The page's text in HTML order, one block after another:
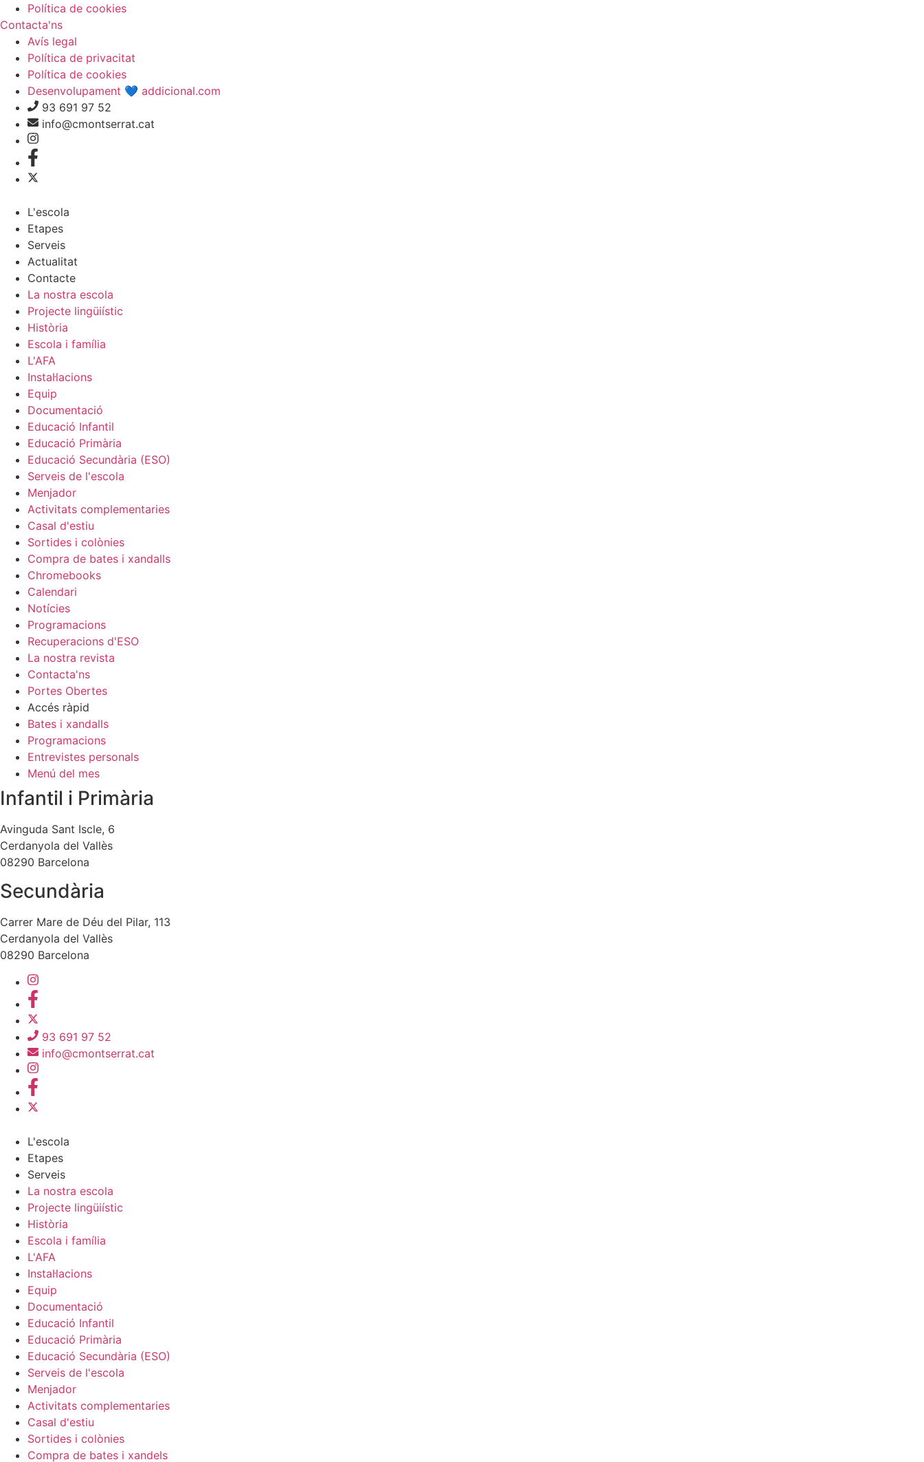
Política de cookies
Contacta'ns
Avís legal
Política de privacitat
Política de cookies
Desenvolupament 💙 addicional.com
93 691 97 52
info@cmontserrat.cat
L'escola
Etapes
Serveis
Actualitat
Contacte
La nostra escola
Projecte lingüiístic
Història
Escola i família
L'AFA
Instal·lacions
Equip
Documentació
Educació Infantil
Educació Primària
Educació Secundària (ESO)
Serveis de l'escola
Menjador
Activitats complementaries
Casal d'estiu
Sortides i colònies
Compra de bates i xandalls
Chromebooks
Calendari
Notícies
Programacions
Recuperacions d'ESO
La nostra revista
Contacta'ns
Portes Obertes
Accés ràpid
Bates i xandalls
Programacions
Entrevistes personals
Menú del mes
Infantil i Primària
Avinguda Sant Iscle, 6
Cerdanyola del Vallès
08290 Barcelona
Secundària
Carrer Mare de Déu del Pilar, 113
Cerdanyola del Vallès
08290 Barcelona
93 691 97 52
info@cmontserrat.cat
L'escola
Etapes
Serveis
La nostra escola
Projecte lingüiístic
Història
Escola i família
L'AFA
Instal·lacions
Equip
Documentació
Educació Infantil
Educació Primària
Educació Secundària (ESO)
Serveis de l'escola
Menjador
Activitats complementaries
Casal d'estiu
Sortides i colònies
Compra de bates i xandels